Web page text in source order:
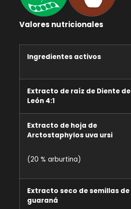
Valores nutricionales
Ingredientes activos
Extracto de raíz de Diente de
León 4:1
Extracto de hoja de
Arctostaphylos uva ursi
(20 % arburtina)
Extracto seco de semillas de
guaraná